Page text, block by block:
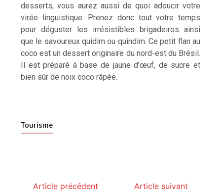
desserts, vous aurez aussi de quoi adoucir votre
virée linguistique. Prenez donc tout votre temps
pour déguster les irrésistibles brigadeiros ainsi
que le savoureux quidim ou quindim. Ce petit flan au
coco est un dessert originaire du nord-est du Brésil.
Il est préparé à base de jaune d’œuf, de sucre et
bien sûr de noix coco râpée.
Tourisme
Article précédent Article suivant